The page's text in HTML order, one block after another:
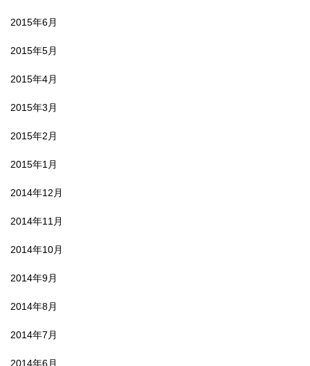
2015年6月
2015年5月
2015年4月
2015年3月
2015年2月
2015年1月
2014年12月
2014年11月
2014年10月
2014年9月
2014年8月
2014年7月
2014年6月